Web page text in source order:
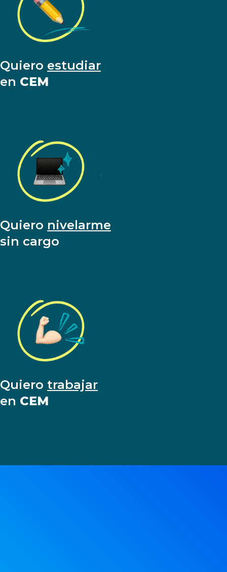
Quiero estudiar
en CEM
Quiero nivelarme
sin cargo
Quiero trabajar
en CEM